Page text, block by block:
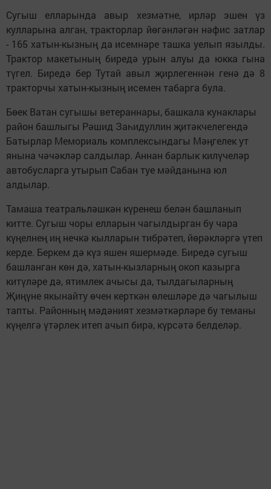
Сугыш елларында авыр хезмәтне, ирләр эшен үз
кулларына алган, тракторлар йөгәнләгән нәфис затлар
- 165 хатын-кызның да исемнәре ташка уелып язылды.
Трактор макетының биредә урын алуы да юкка гына
түгел. Биредә бер Тутай авыл җирлегеннән генә дә 8
тракторчы хатын-кызның исемен табарга була.
Бөек Ватан сугышы ветераннары, башкала кунаклары
район башлыгы Рәшид Заһидуллин җитәкчелегендә
Батырлар Мемориаль комплексындагы Мәңгелек ут
янына чәчәкләр салдылар. Аннан барлык килүчеләр
автобусларга утырып Сабан туе мәйданына юл
алдылар.
Тамаша театральләшкән күренеш белән башланып
китте. Сугыш чоры елларын чагылдырган бу чара
күңелнең иң нечкә кылларын тибрәтеп, йөрәкләргә үтеп
керде. Беркем дә күз яшен яшермәде. Биредә сугыш
башланган көн дә, хатын-кызларның окоп казырга
китүләре дә, ятимлек ачысы да, тылдагыларның
Җиңүне якынайту өчен керткән өлешләре дә чагылыш
тапты. Районның мәдәният хезмәткәрләре бу теманы
күңелгә үтәрлек итеп ачып бирә, күрсәтә белделәр.